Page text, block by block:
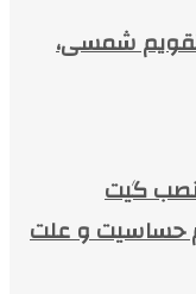
تقویم شمسی،
نصب گیت
حساسیت و علت